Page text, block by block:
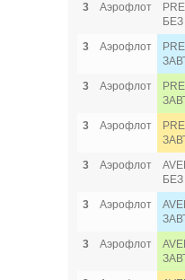
3 Аэрофлот
3
Аэрофлот
3
Аэрофлот
3
Аэрофлот
3
Аэрофлот
3
Аэрофлот
3
Аэрофлот